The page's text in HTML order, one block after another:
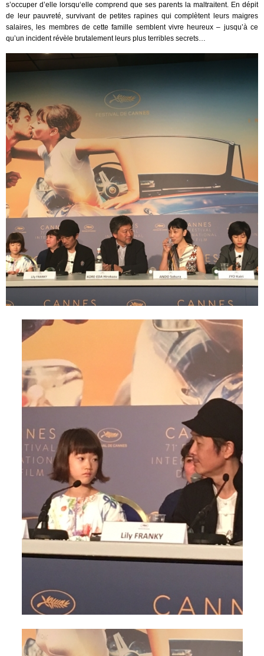
s’occuper d’elle lorsqu‘elle comprend que ses parents la maltraitent. En dépit
de leur pauvreté, survivant de petites rapines qui complètent leurs maigres
salaires, les membres de cette famille semblent vivre heureux – jusqu’à ce
qu’un incident révèle brutalement leurs plus terribles secrets…